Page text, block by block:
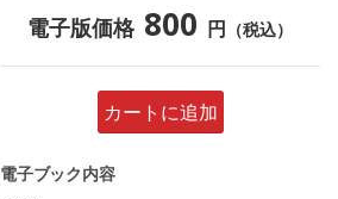
電子版価格 800 円 （税込）
カートに追加
電子ブック内容